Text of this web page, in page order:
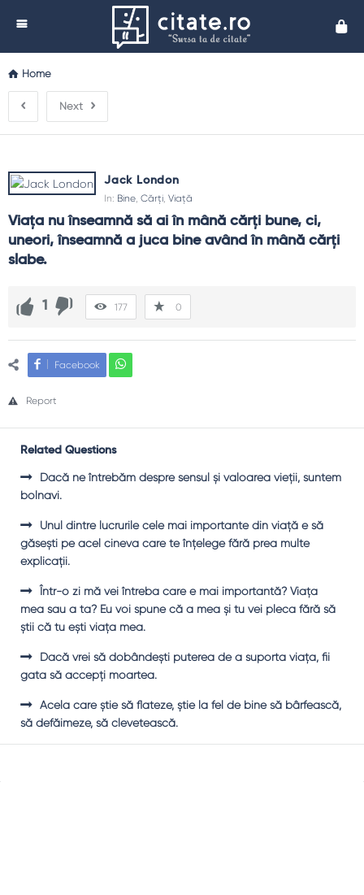
Home
Next
Jack London
In: Bine, Cărți, Viață
Viaţa nu înseamnă să ai în mână cărţi bune, ci,
uneori, înseamnă a juca bine având în mână cărţi
slabe.
1 177 0
Facebook
Report
Related Questions
Dacă ne întrebăm despre sensul şi valoarea vieţii, suntem
bolnavi.
Unul dintre lucrurile cele mai importante din viaţă e să
găseşti pe acel cineva care te înţelege fără prea multe
explicaţii.
Într-o zi mă vei întreba care e mai importantă? Viaţa
mea sau a ta? Eu voi spune că a mea şi tu vei pleca fără să
ştii că tu eşti viaţa mea.
Dacă vrei să dobândeşti puterea de a suporta viaţa, fii
gata să accepţi moartea.
Acela care ştie să flateze, ştie la fel de bine să bârfească,
să defăimeze, să clevetească.